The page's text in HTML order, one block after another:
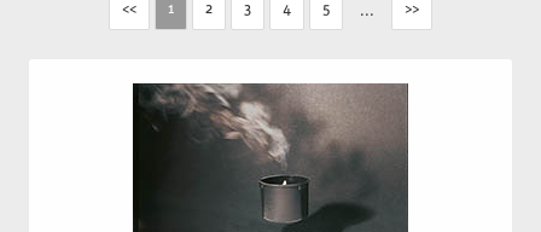
<< 1 2 3 4 5 ... >>